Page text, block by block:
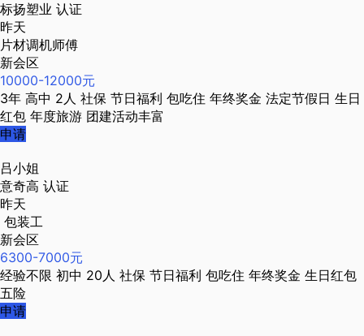
标扬塑业 认证
昨天
片材调机师傅
新会区
10000-12000元
3年 高中 2人 社保 节日福利 包吃住 年终奖金 法定节假日 生日
红包 年度旅游 团建活动丰富
申请
吕小姐
意奇高 认证
昨天
包装工
新会区
6300-7000元
经验不限 初中 20人 社保 节日福利 包吃住 年终奖金 生日红包
五险
申请